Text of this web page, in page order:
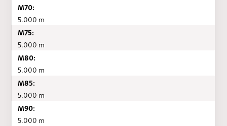
M70:
5.000 m
M75:
5.000 m
M80:
5.000 m
M85:
5.000 m
M90:
5.000 m